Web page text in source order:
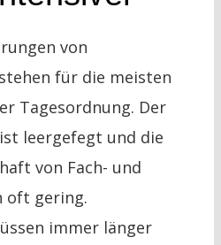
von
für die meisten
Tagesordnung. Der
leergefegt und die
von Fach- und
oft gering.
immer länger